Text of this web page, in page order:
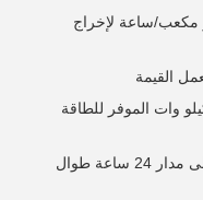
الهواء 2300-99216 متر مكعب/ساعة لإخراج
القيمة
نطاق الطاقة 3 كيلو وات - 75 كيلو وات الموفر للطاقة
أداء موثوق خلال العمليات المعدنية على مدار 24 ساعة طوال